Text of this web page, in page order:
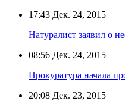
17:43 Дек. 24, 2015
Натуралист заявил о
08:56 Дек. 24, 2015
Прокуратура начала
20:08 Дек. 23, 2015